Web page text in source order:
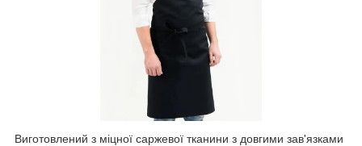
Виготовлений з міцної саржевої тканини з довгими зав'язками